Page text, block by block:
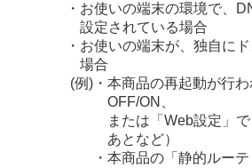
・ お使いの端末の環境で、
設定されている場合
・ お使いの端末が、独自に
場合
(例) ・ 本商品の再起動が行
OFF/ON、
または「Web設定」
あとなど）
・ 本商品の「静的ルー